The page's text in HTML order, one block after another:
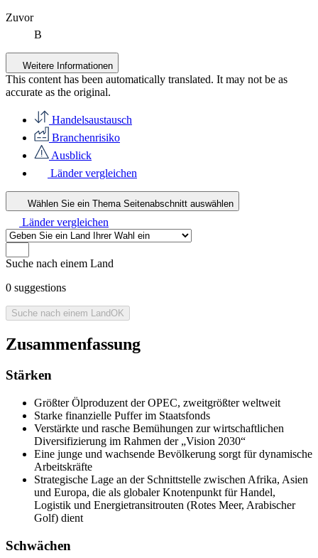
Zuvor
B
Weitere Informationen
This content has been automatically translated. It may not be as
accurate as the original.
Handelsaustausch
Branchenrisiko
Ausblick
Länder vergleichen
Wählen Sie ein Thema Seitenabschnitt auswählen
Länder vergleichen
Suche nach einem Land
0 suggestions
Suche nach einem LandOK
Zusammenfassung
Stärken
Größter Ölproduzent der OPEC, zweitgrößter weltweit
Starke finanzielle Puffer im Staatsfonds
Verstärkte und rasche Bemühungen zur wirtschaftlichen
Diversifizierung im Rahmen der „Vision 2030“
Eine junge und wachsende Bevölkerung sorgt für dynamische
Arbeitskräfte
Strategische Lage an der Schnittstelle zwischen Afrika, Asien
und Europa, die als globaler Knotenpunkt für Handel,
Logistik und Energietransitrouten (Rotes Meer, Arabischer
Golf) dient
Schwächen